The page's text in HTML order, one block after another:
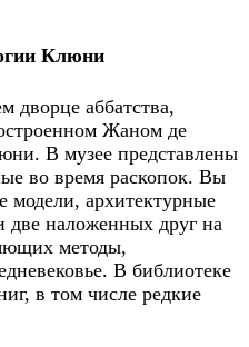
Клюни
аббатства,
Жаном де
В музее представлены
во время раскопок. Вы
модели, архитектурные
две наложенных друг на
методы,
В библиотеке
в том числе редкие